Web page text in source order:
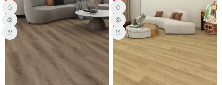
от 51 м² - скидка 3%;
от 101 м² - скидка 5%.
от 51 м² - скидка 3%;
от 101 м² - скидка 5%.